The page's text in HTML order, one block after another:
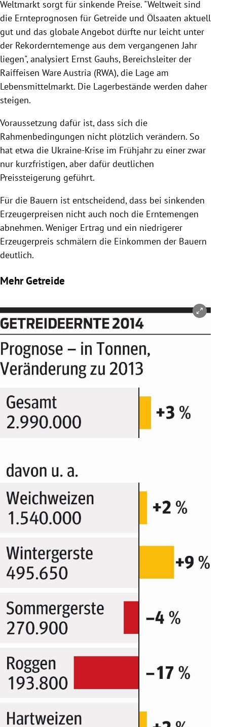
Weltmarkt sorgt für sinkende Preise. "Weltweit sind
die Ernteprognosen für Getreide und Ölsaaten aktuell
gut und das globale Angebot dürfte nur leicht unter
der Rekorderntemenge aus dem vergangenen Jahr
liegen", analysiert Ernst Gauhs, Bereichsleiter der
Raiffeisen WareAustria (RWA), die Lage am
Lebensmittelmarkt. Die Lagerbestände werden daher
steigen.
Voraussetzung dafür ist, dass sich die
Rahmenbedingungen nicht plötzlich verändern. So
hat etwa die Ukraine-Krise im Frühjahr zu einer zwar
nur kurzfristigen, aber dafür deutlichen
Preissteigerung geführt.
Für die Bauern ist entscheidend, dass bei sinkenden
Erzeugerpreisen nicht auch noch die Erntemengen
abnehmen. Weniger Ertrag und ein niedrigerer
Erzeugerpreis schmälern die Einkommen der Bauern
deutlich.
Mehr Getreide